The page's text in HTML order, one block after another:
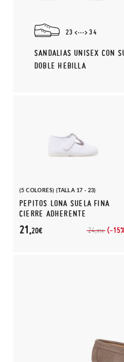
23 34
SANDALIAS UNISEX CON
DOBLE HEBILLA
(5 COLORES) (TALLA 17 - 23)
PEPITOS LONA SUELA FINA
CIERRE ADHERENTE
24,95€ (-
21,20€